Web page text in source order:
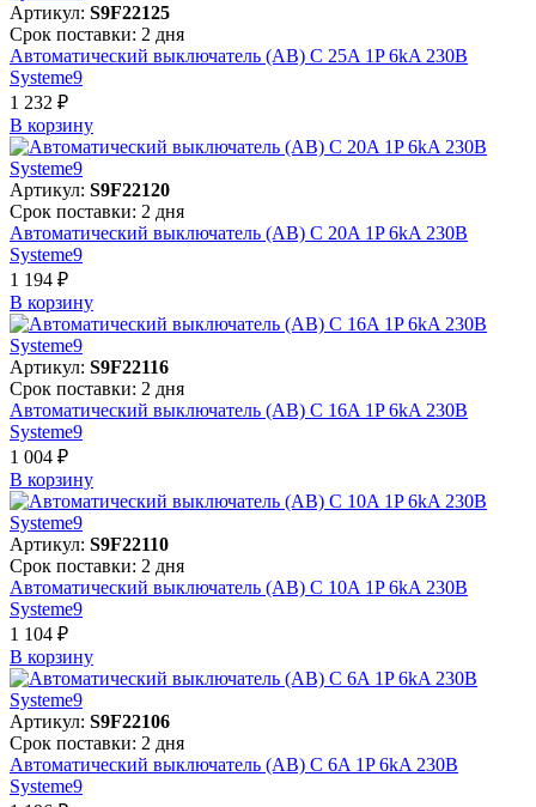
Артикул: S9F22125
Срок поставки: 2 дня
Автоматический выключатель (АВ) C 25A 1P 6kA 230В
Systeme9
1 232 ₽
В корзинy
Артикул: S9F22120
Срок поставки: 2 дня
Автоматический выключатель (АВ) C 20A 1P 6kA 230В
Systeme9
1 194 ₽
В корзинy
Артикул: S9F22116
Срок поставки: 2 дня
Автоматический выключатель (АВ) C 16A 1P 6kA 230В
Systeme9
1 004 ₽
В корзинy
Артикул: S9F22110
Срок поставки: 2 дня
Автоматический выключатель (АВ) C 10A 1P 6kA 230В
Systeme9
1 104 ₽
В корзинy
Артикул: S9F22106
Срок поставки: 2 дня
Автоматический выключатель (АВ) C 6A 1P 6kA 230В
Systeme9